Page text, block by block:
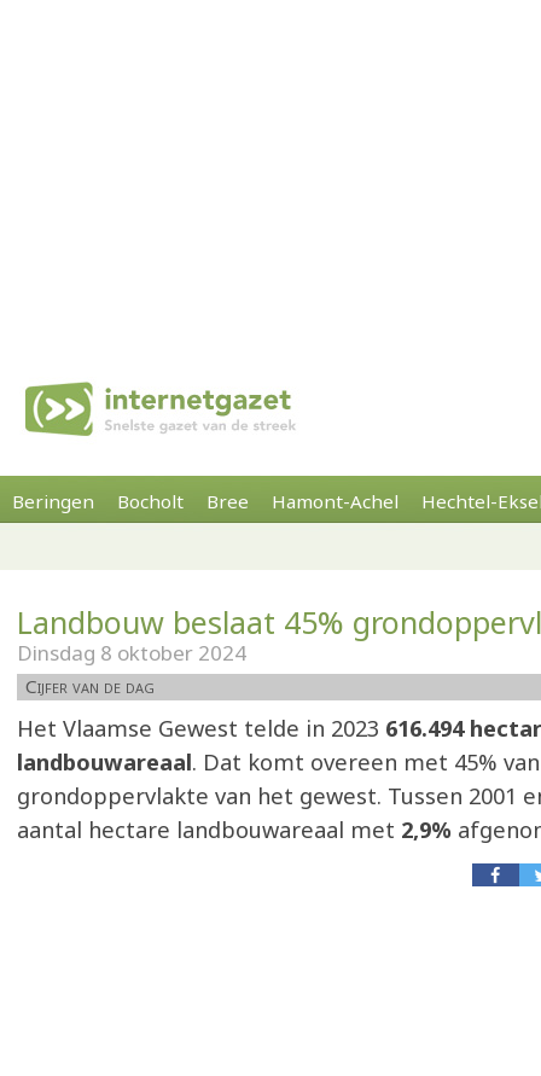
Beringen Bocholt Bree Hamont-Achel Hechtel-
Landbouw beslaat 45%
Dinsdag 8 oktober 2024
Cijfer van de dag
Het Vlaamse Gewest telde in 2023 616.494
landbouwareaal. Dat komt overeen met 45%
grondoppervlakte van het gewest. Tussen 2001
aantal hectare landbouwareaal met 2,9%